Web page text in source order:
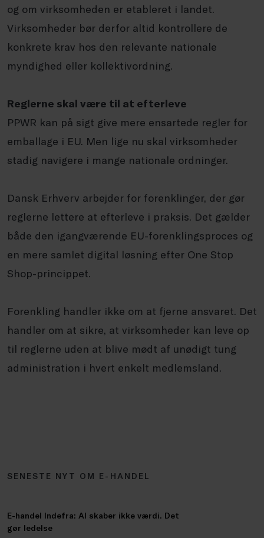
og om virksomheden er etableret i landet.
Virksomheder bør derfor altid kontrollere de
konkrete krav hos den relevante nationale
myndighed eller kollektivordning.
Reglerne skal være til at efterleve
PPWR kan på sigt give mere ensartede regler for
emballage i EU. Men lige nu skal virksomheder
stadig navigere i mange nationale ordninger.
Dansk Erhverv arbejder for forenklinger, der gør
reglerne lettere at efterleve i praksis. Det gælder
både den igangværende EU-forenklingsproces og
en mere samlet digital løsning efter One Stop
Shop-princippet.
Forenkling handler ikke om at fjerne ansvaret. Det
handler om at sikre, at virksomheder kan leve op
til reglerne uden at blive mødt af unødigt tung
administration i hvert enkelt medlemsland.
SENESTE NYT OM E-HANDEL
E-handel Indefra: AI skaber ikke værdi. Det
gør ledelse